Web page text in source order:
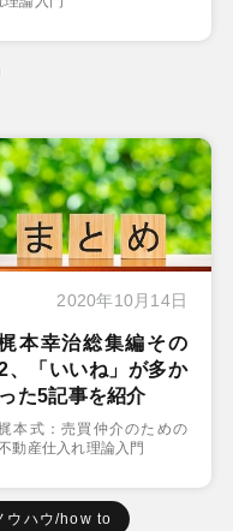
2020年10月14日
本幸治総集編その
、「いいね」が多か
った5記事を紹介
本式：売買仲介のための
動産仕入れ理論入門
ウハウ/how to